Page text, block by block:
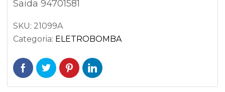
Saida 94701581
SKU: 21099A
Categoria: ELETROBOMBA